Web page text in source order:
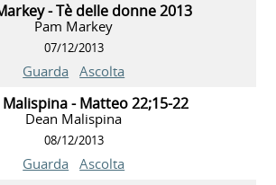
- Tè delle donne 2013
Pam Markey
07/12/2013
Guarda Ascolta
- Matteo 22;15-22
Dean Malispina
08/12/2013
Guarda Ascolta